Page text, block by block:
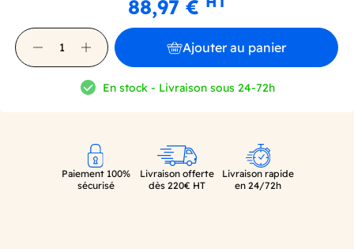
88,97 €
Ajouter au panier
En stock - Livraison sous 24-72h
Paiement 100%
sécurisé
Livraison offerte
dès 220€ HT
Livraison rapide
en 24/72h